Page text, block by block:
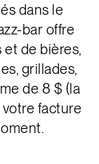
dans le
bar offre
et de bières,
grillades,
de 8 $ (la
facture